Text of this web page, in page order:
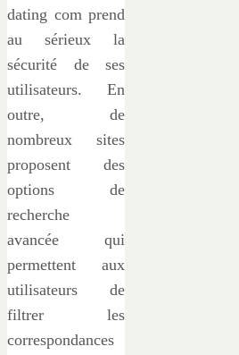
dating com prend
au sérieux la
sécurité de ses
utilisateurs. En
outre, de
nombreux sites
proposent des
options de
recherche
avancée qui
permettent aux
utilisateurs de
filtrer les
correspondances